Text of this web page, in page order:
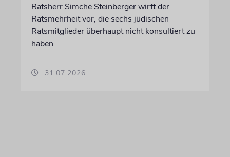
Ratsherr Simche Steinberger wirft der
Ratsmehrheit vor, die sechs jüdischen
Ratsmitglieder überhaupt nicht konsultiert zu
haben
31.07.2026